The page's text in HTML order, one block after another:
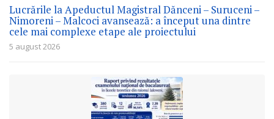
Lucrările la Apeductul Magistral Dănceni – Suruceni –
Nimoreni – Malcoci avansează: a început una dintre
cele mai complexe etape ale proiectului
5 august 2026